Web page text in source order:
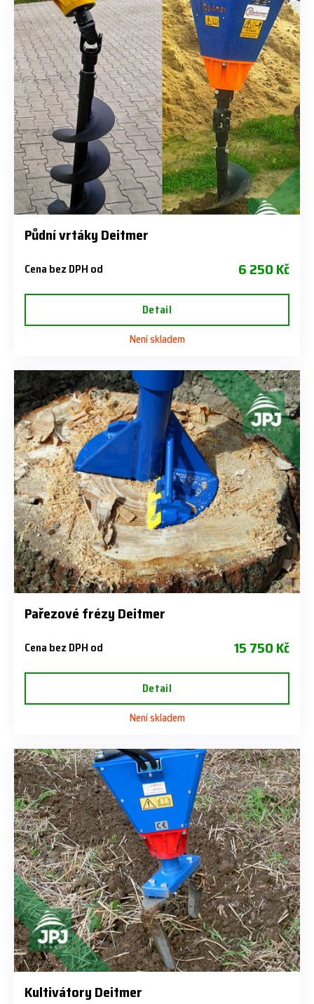
Půdní vrtáky Deitmer
Cena bez DPH od 6 250 Kč
Detail
Není skladem
Pařezové frézy Deitmer
Cena bez DPH od 15 750 Kč
Detail
Není skladem
Kultivátory Deitmer